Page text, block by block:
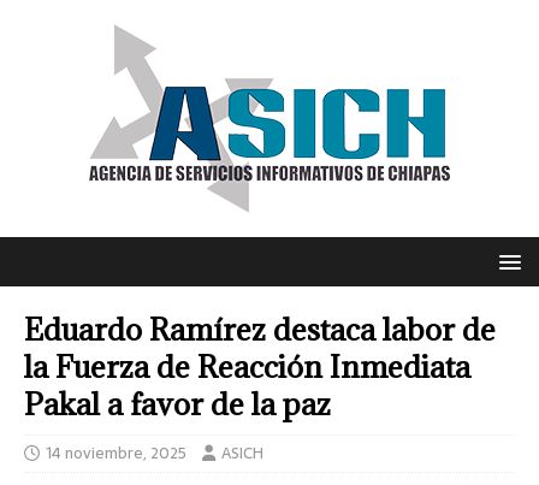
Eduardo Ramírez destaca labor de
la Fuerza de Reacción Inmediata
Pakal a favor de la paz
14 noviembre, 2025 ASICH